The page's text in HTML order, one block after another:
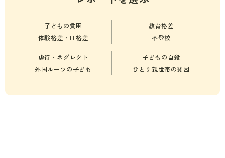
子どもの貧困
教育格差
体験格差・IT格差
不登校
虐待・ネグレクト
子どもの自殺
外国ルーツの子ども
ひとり親世帯の貧困